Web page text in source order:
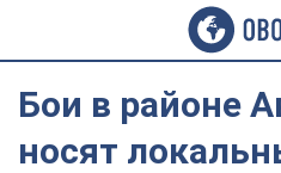
Бои в районе
носят